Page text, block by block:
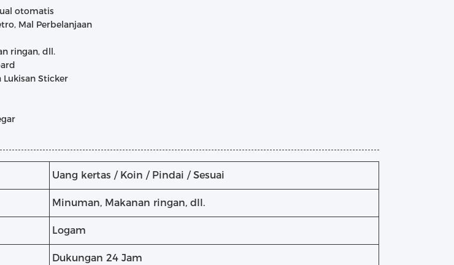
otomatis
Mal Perbelanjaan
ringan, dll.
Lukisan Sticker
Uang kertas / Koin / Pindai / Sesuai
Minuman, Makanan ringan, dll.
Logam
Dukungan 24 Jam